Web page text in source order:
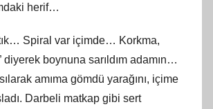
herif…
Spiral var içimde… Korkma,
boynuna sarıldım adamın…
amıma gömdü yarağını, içime
Darbeli matkap gibi sert